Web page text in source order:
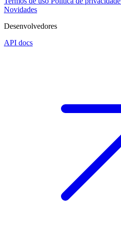
Novidades
Desenvolvedores
API docs